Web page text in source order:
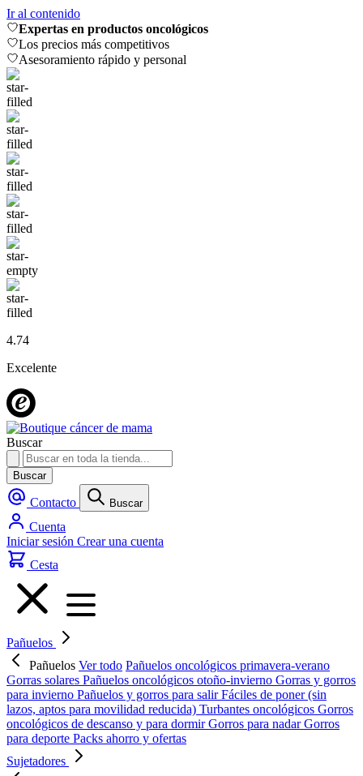
Ir al contenido
Expertas en productos oncológicos
Los precios más competitivos
Asesoramiento rápido y personal
4.74
Excelente
Buscar
Buscar
Contacto Buscar
Cuenta
Iniciar sesión Crear una cuenta
Cesta
Pañuelos
Pañuelos Ver todo Pañuelos oncológicos primavera-verano
Gorras solares Pañuelos oncológicos otoño-invierno Gorras y gorros
para invierno Pañuelos y gorros para salirFáciles de poner (sin
lazos, aptos para movilidad reducida) Turbantes oncológicos Gorros
oncológicos de descanso y para dormirGorros para nadarGorros
para deporte Packs ahorro y ofertas
Sujetadores